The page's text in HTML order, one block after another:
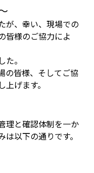
が、幸い、現場での
皆様のご協力によ
。
の皆様、そしてご協
げます。
理と確認体制を一か
以下の通りです。